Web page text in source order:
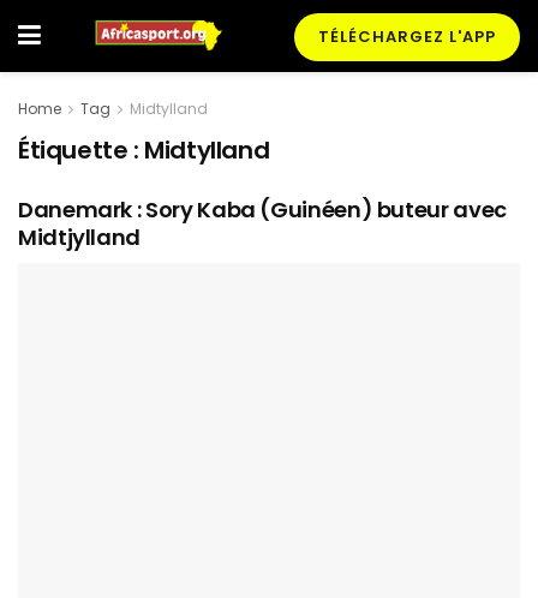
TÉLÉCHARGEZ L'APP
Home Tag Midtylland
Étiquette : Midtylland
Danemark : Sory Kaba (Guinéen) buteur avec
Midtjylland